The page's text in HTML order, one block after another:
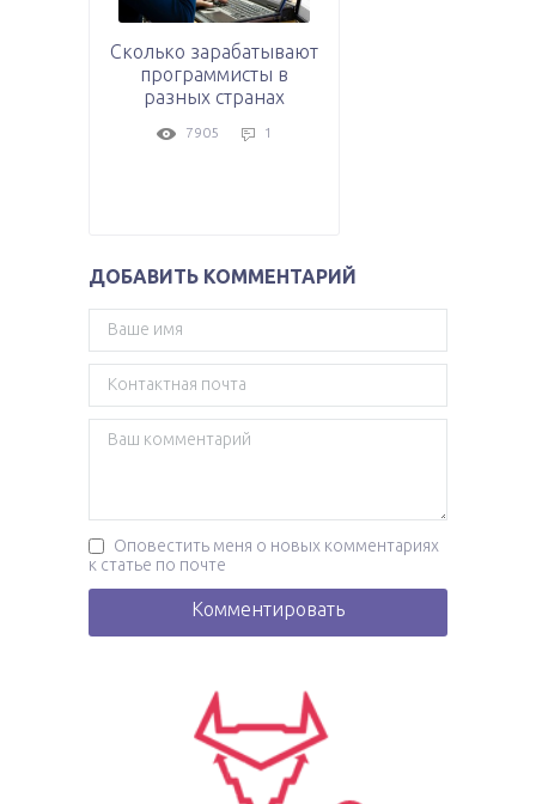
Сколько зарабатывают
программисты в
разных странах
7905 1
ДОБАВИТЬ КОММЕНТАРИЙ
Оповестить меня о новых комментариях
к статье по почте